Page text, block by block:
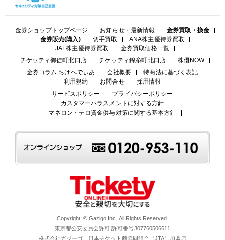
金券ショップトップページ お知らせ・最新情報
金券買取・換金
金券販売(購入)
切手買取
ANA株主優待券買取
JAL株主優待券買取
金券買取価格一覧
チケッティ御徒町北口店
チケッティ錦糸町北口店
株優NOW
金券コラム:ちけぺでぃあ
会社概要
特商法に基づく表記
利用規約
お問合せ
採用情報
サービスポリシー
プライバシーポリシー
カスタマーハラスメントに対する方針
マネロン・テロ資金供与対策に関する基本方針
Copyright: © Gazigo Inc. All Rights Reserved.
東京都公安委員会許可 許可番号307760506611
株式会社ガジーゴ 日本チケット商協同組合（JTA）加盟店